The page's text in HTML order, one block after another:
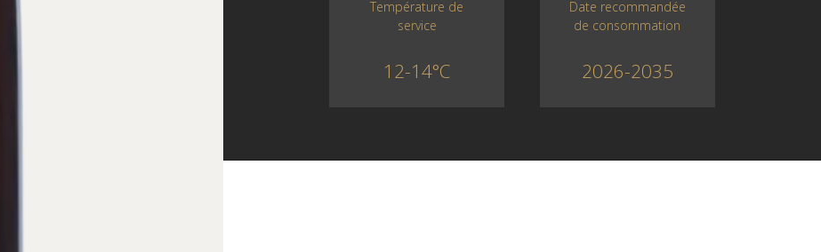
Température de
service
12-14°C
Date recommandée
de consommation
2026-2035